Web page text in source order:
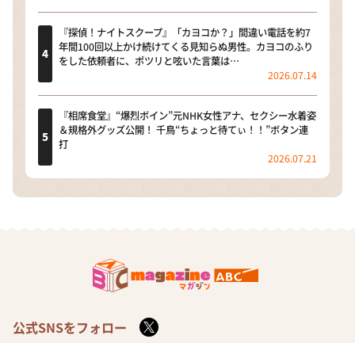
『探偵！ナイトスクープ』「カヨコか？」間違い電話を約7
年間100回以上かけ続けてくる見知らぬ男性。カヨコのふり
をした依頼者に、ポツリと呟いた言葉は…
2026.07.14
『相席食堂』“爆烈ボイン”元NHK女性アナ、セクシー水着姿
＆規格外グッズ公開！ 千鳥“ちょっと待てぃ！！”ボタン連
打
2026.07.21
公式SNSをフォロー